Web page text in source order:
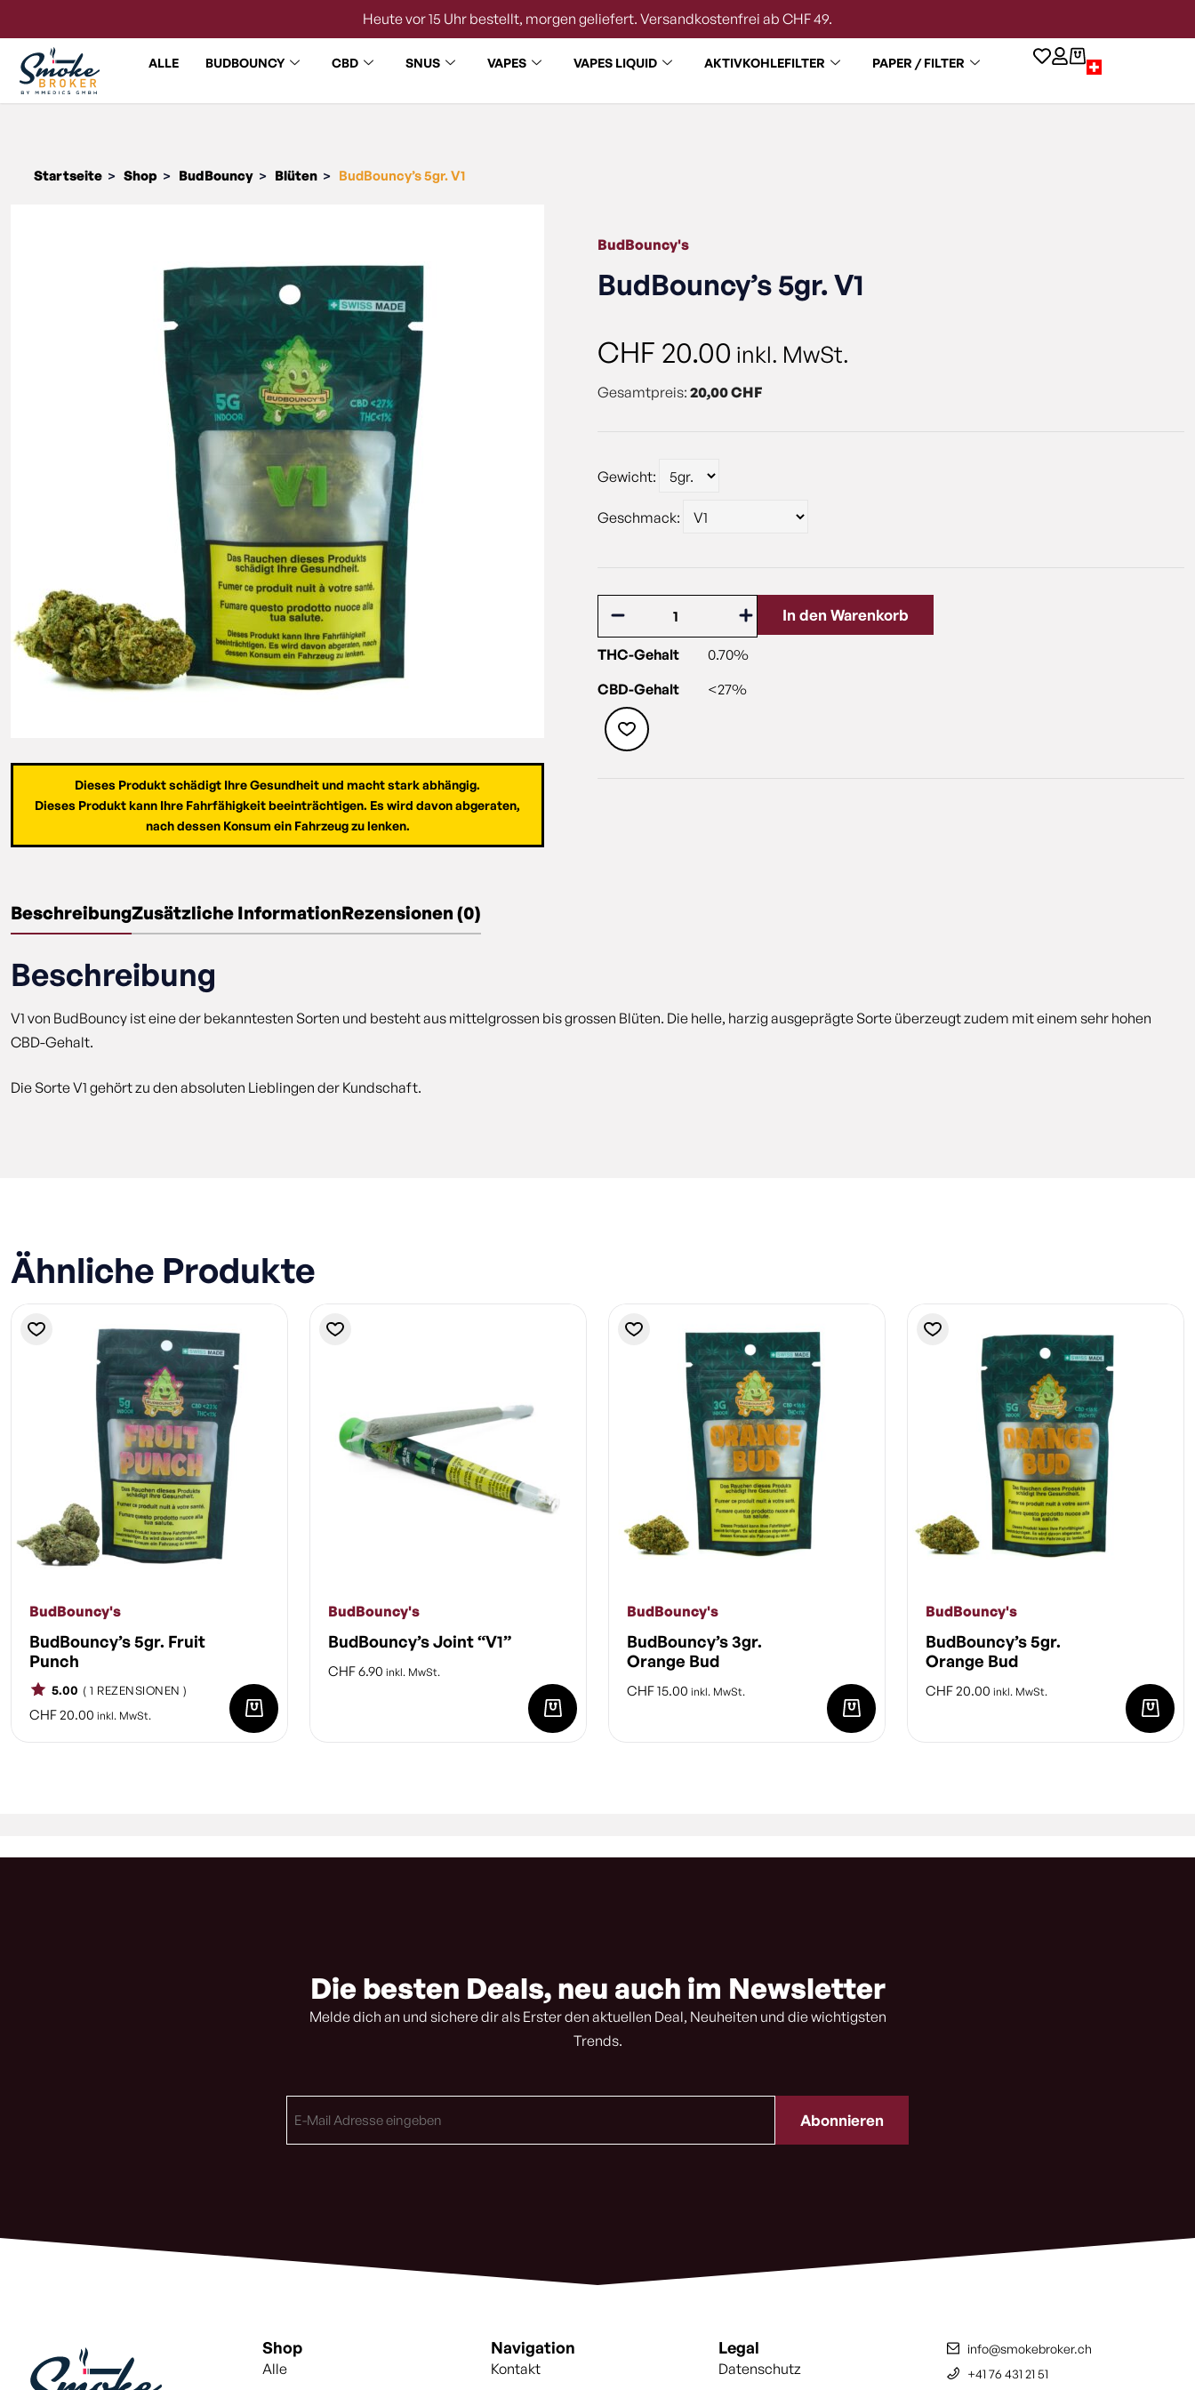
Heute vor 15 Uhr bestellt, morgen geliefert. Versandkostenfrei ab CHF 49.
ALLE BUDBOUNCY CBD SNUS VAPES VAPES LIQUID AKTIVKOHLEFILTER PAPER / FILTER
Startseite > Shop > BudBouncy > Blüten > BudBouncy’s 5gr. V1
Dieses Produkt schädigt Ihre Gesundheit und macht stark abhängig.
Dieses Produkt kann Ihre Fahrfähigkeit beeinträchtigen. Es wird davon abgeraten,
nach dessen Konsum ein Fahrzeug zu lenken.
BudBouncy's
BudBouncy’s 5gr. V1
CHF 20.00 inkl. MwSt.
Gesamtpreis: 20,00 CHF
Gewicht:
Geschmack:
In den Warenkorb
THC-Gehalt
0.70%
CBD-Gehalt
<27%
BeschreibungZusätzliche InformationRezensionen (0)
Beschreibung
V1 von BudBouncy ist eine der bekanntesten Sorten und besteht aus mittelgrossen bis grossen Blüten. Die helle, harzig ausgeprägte Sorte überzeugt zudem mit einem sehr hohen
CBD-Gehalt.
Die Sorte V1 gehört zu den absoluten Lieblingen der Kundschaft.
Ähnliche Produkte
BudBouncy's
BudBouncy’s 5gr. Fruit
Punch
5.00 ( 1 REZENSIONEN )
CHF20.00 inkl. MwSt.
BudBouncy's
BudBouncy’s Joint “V1”
CHF6.90 inkl. MwSt.
BudBouncy's
BudBouncy’s 3gr.
Orange Bud
CHF15.00 inkl. MwSt.
BudBouncy's
BudBouncy’s 5gr.
Orange Bud
CHF20.00 inkl. MwSt.
Die besten Deals, neu auch im Newsletter
Melde dich an und sichere dir als Erster den aktuellen Deal, Neuheiten und die wichtigsten
Trends.
Mail
Shop
Alle
Navigation
Kontakt
Legal
Datenschutz
info@smokebroker.ch
+41 76 431 21 51